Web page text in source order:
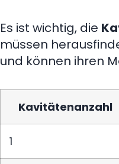
Es ist wichtig, die
müssen
und können ihren
Kavitätenanzahl
1